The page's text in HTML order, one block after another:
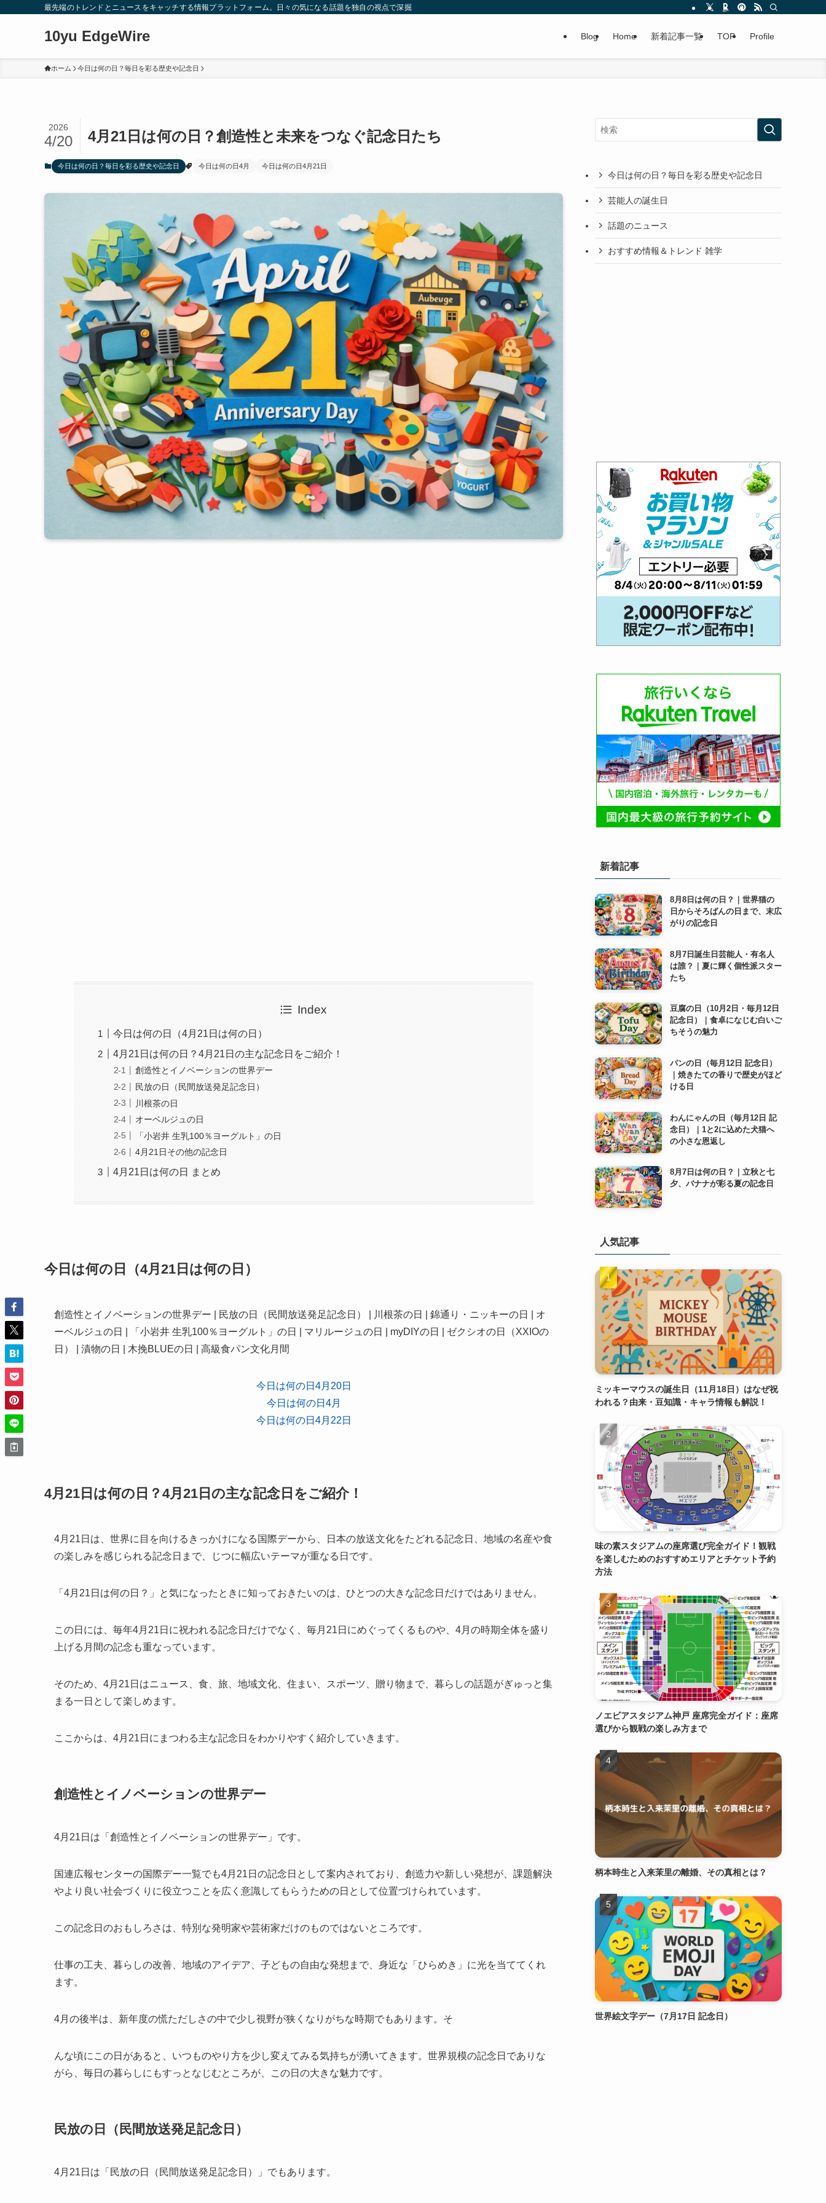
最先端のトレンドとニュースをキャッチする情報プラットフォーム。日々の気になる話題を独自の視点で深掘りしたコンテンツをお届けします。
10yu EdgeWire Blog Home 新着記事一覧 TOP Profile
ホーム 今日は何の日？毎日を彩る歴史や記念日
4月21日は何の日？創造性と未来をつなぐ記念日たち
2026
4/20
今日は何の日？毎日を彩る歴史や記念日 今日は何の日4月 今日は何の日4月21日
Index
今日は何の日（4月21日は何の日）
4月21日は何の日？4月21日の主な記念日をご紹介！
創造性とイノベーションの世界デー
民放の日（民間放送発足記念日）
川根茶の日
オーベルジュの日
「小岩井 生乳100％ヨーグルト」の日
4月21日その他の記念日
4月21日は何の日 まとめ
今日は何の日（4月21日は何の日）
創造性とイノベーションの世界デー | 民放の日（民間放送発足記念日） | 川根茶の日 | 錦通り・ニッキーの日 | オ
ーベルジュの日 | 「小岩井 生乳100％ヨーグルト」の日 | マリルージュの日 | myDIYの日 | ゼクシオの日（XXIOの
日） | 漬物の日 | 木挽BLUEの日 | 高級食パン文化月間
今日は何の日4月20日
今日は何の日4月
今日は何の日4月22日
4月21日は何の日？4月21日の主な記念日をご紹介！
4月21日は、世界に目を向けるきっかけになる国際デーから、日本の放送文化をたどれる記念日、地域の名産や食
の楽しみを感じられる記念日まで、じつに幅広いテーマが重なる日です。
「4月21日は何の日？」と気になったときに知っておきたいのは、ひとつの大きな記念日だけではありません。
この日には、毎年4月21日に祝われる記念日だけでなく、毎月21日にめぐってくるものや、4月の時期全体を盛り
上げる月間の記念も重なっています。
そのため、4月21日はニュース、食、旅、地域文化、住まい、スポーツ、贈り物まで、暮らしの話題がぎゅっと集
まる一日として楽しめます。
ここからは、4月21日にまつわる主な記念日をわかりやすく紹介していきます。
創造性とイノベーションの世界デー
4月21日は「創造性とイノベーションの世界デー」です。
国連広報センターの国際デー一覧でも4月21日の記念日として案内されており、創造力や新しい発想が、課題解決
やより良い社会づくりに役立つことを広く意識してもらうための日として位置づけられています。
この記念日のおもしろさは、特別な発明家や芸術家だけのものではないところです。
仕事の工夫、暮らしの改善、地域のアイデア、子どもの自由な発想まで、身近な「ひらめき」に光を当ててくれ
ます。
4月の後半は、新年度の慌ただしさの中で少し視野が狭くなりがちな時期でもあります。そ
んな頃にこの日があると、いつものやり方を少し変えてみる気持ちが湧いてきます。世界規模の記念日でありな
がら、毎日の暮らしにもすっとなじむところが、この日の大きな魅力です。
民放の日（民間放送発足記念日）
4月21日は「民放の日（民間放送発足記念日）」でもあります。
今日は何の日？毎日を彩る歴史や記念日
芸能人の誕生日
話題のニュース
おすすめ情報＆トレンド 雑学
新着記事
8月8日は何の日？｜世界猫の
日からそろばんの日まで、末広
がりの記念日
8月7日誕生日芸能人・有名人
は誰？｜夏に輝く個性派スター
たち
豆腐の日（10月2日・毎月12日
記念日）｜食卓になじむ白いご
ちそうの魅力
パンの日（毎月12日 記念日）
｜焼きたての香りで歴史がほど
ける日
わんにゃんの日（毎月12日 記
念日）｜1と2に込めた犬猫へ
の小さな恩返し
8月7日は何の日？｜立秋と七
夕、バナナが彩る夏の記念日
人気記事
ミッキーマウスの誕生日（11月18日）はなぜ祝
われる？由来・豆知識・キャラ情報も解説！
味の素スタジアムの座席選び完全ガイド！観戦
を楽しむためのおすすめエリアとチケット予約
方法
ノエビアスタジアム神戸 座席完全ガイド：座席
選びから観戦の楽しみ方まで
柄本時生と入来茉里の離婚、その真相とは？
世界絵文字デー（7月17日 記念日）